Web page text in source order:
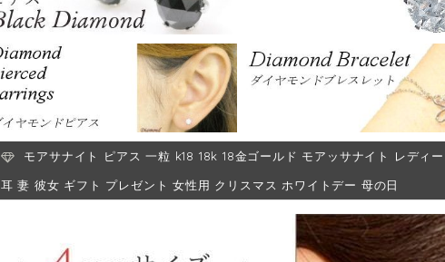
モアサナイト ピアス 一粒 k18 18k 18金ゴールド モアッサナイト レデ
耳 妻 彼女 ギフト プレゼント 女性用 クリスマス ホワイトデー 母の日